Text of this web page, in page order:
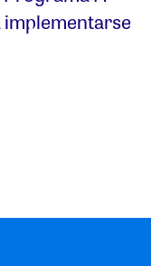
implementarse